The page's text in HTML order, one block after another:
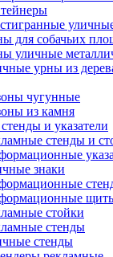
для собачьих
уличные
урны из
чугунные
из камня
и указатели
стенды и
знаки
стойки
стенды
стенды